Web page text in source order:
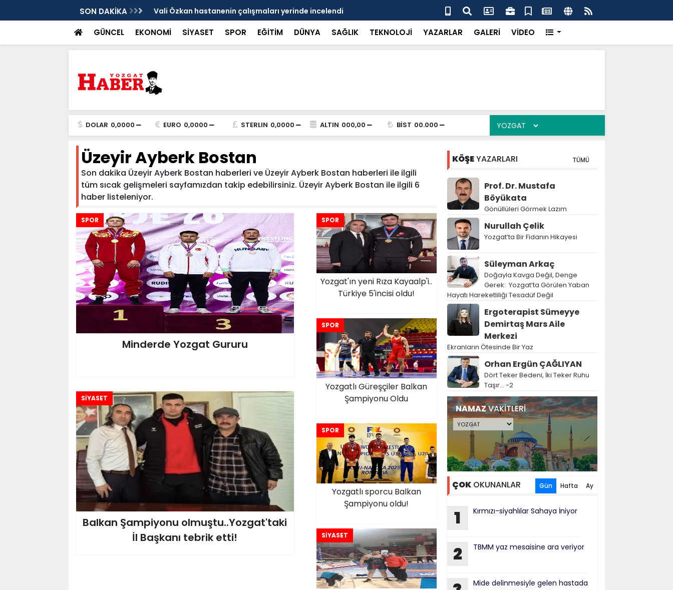
SON DAKİKA Vali Özkan hastanenin çalışmaları yerinde incelendi Karaarslan'dan UMKE'ye övgü
GÜNCEL EKONOMİ SİYASET SPOR EĞİTİM DÜNYA SAĞLIK TEKNOLOJİ YAZARLAR GALERİ VİDEO
DOLAR 0,0000 EURO 0,0000 STERLIN 0,0000 ALTIN 000,00 BİST 00.000
Üzeyir Ayberk Bostan
Son dakika Üzeyir Ayberk Bostan haberleri ve Üzeyir Ayberk Bostan haberleri ile ilgili
tüm sıcak gelişmeleri sayfamızdan takip edebilirsiniz. Üzeyir Ayberk Bostan ile ilgili 6
haber listeleniyor.
SPOR
Minderde Yozgat Gururu
SPOR
Yozgat'ın yeni Rıza Kayaalp'i..
Türkiye 5'incisi oldu!
SPOR
Yozgatlı Güreşçiler Balkan
Şampiyonu Oldu
SİYASET
Balkan Şampiyonu olmuştu..Yozgat'taki
İl Başkanı tebrik etti!
SPOR
Yozgatlı sporcu Balkan
Şampiyonu oldu!
SİYASET
KÖŞEYAZARLARI TÜMÜ
Prof. Dr. Mustafa
Böyükata
Gönüllüleri Görmek Lazım
Nurullah Çelik
Yozgat’ta Bir Fidanın Hikayesi
Süleyman Arkaç
Doğayla Kavga Değil, Denge
Gerek: Yozgat’ta Görülen Yaban
Hayatı Hareketliliği Tesadüf Değil
Ergoterapist Sümeyye
Demirtaş Mars Aile
Merkezi
Ekranların Ötesinde Bir Yaz
Orhan Ergün ÇAĞLIYAN
Dört Teker Bedeni, İki Teker Ruhu
Taşır… -2
NAMAZVAKİTLERİ
ÇOKOKUNANLAR Gün Hafta Ay
1 Kırmızı-siyahlılar Sahaya İniyor
2 TBMM yaz mesaisine ara veriyor
Mide delinmesiyle gelen hastada